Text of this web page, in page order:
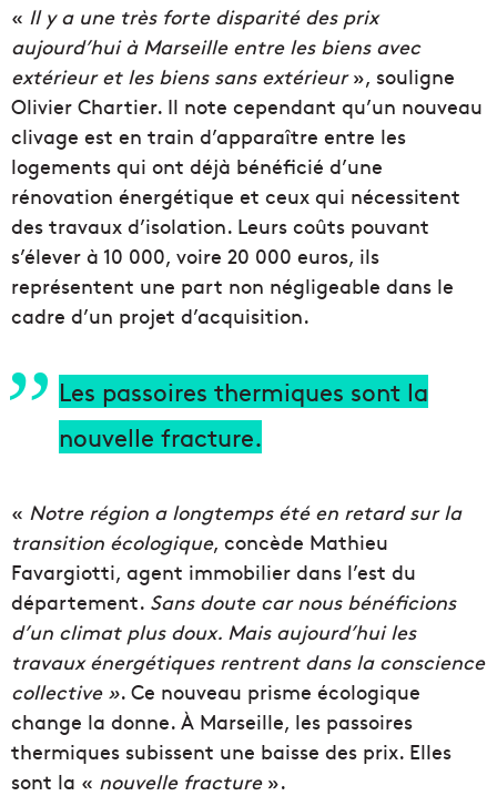
« Il y a une très forte disparité des prix
aujourd’hui à Marseille entre les biens avec
extérieur et les biens sans extérieur», souligne
Olivier Chartier. Il note cependant qu’un nouveau
clivage est en train d’apparaître entre les
logements qui ont déjà bénéficié d’une
rénovation énergétique et ceux qui nécessitent
des travaux d’isolation. Leurs coûts pouvant
s’élever à 10 000, voire 20 000 euros, ils
représentent une part non négligeable dans le
cadre d’un projet d’acquisition.
Les passoires thermiques sont la
nouvelle fracture.
« Notre région a longtemps été en retard sur la
transition écologique, concède Mathieu
Favargiotti, agent immobilier dans l’est du
département. Sans doute car nous bénéficions
d’un climat plus doux. Mais aujourd’hui les
travaux énergétiques rentrent dans la conscience
collective ». Ce nouveau prisme écologique
change la donne. À Marseille, les passoires
thermiques subissent une baisse des prix. Elles
sont la « nouvelle fracture».